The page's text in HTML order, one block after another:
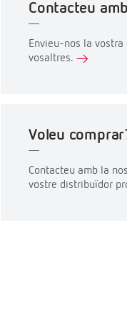
Contacteu
Envieu-nos la
vosaltres.
Voleu
Contacteu amb la
vostre distribuïdor